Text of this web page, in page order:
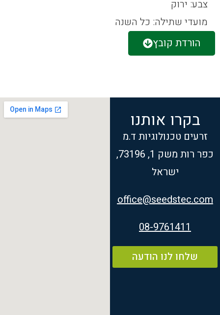
צבע: ירוק
מועדי שתילה: כל השנה
הורדת קובץ
בקרו אותנו
זרעים טכנולוגיות ד.מ
כפר רות משק 1, 73196,
ישראל
office@seedstec.com
08-9761411
שלחו לנו הודעה